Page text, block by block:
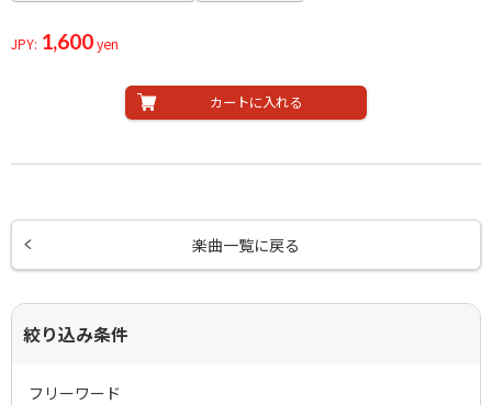
JPY: 1,600yen
カートに入れる
楽曲一覧に戻る
絞り込み条件
フリーワード